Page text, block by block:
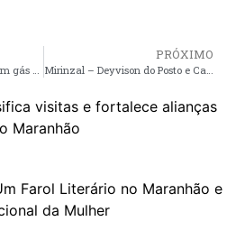
Aluno ataca estudantes com gás de pimenta dentro de faculdade particular em São Luís
PRÓXIMO
Mirinzal – Deyvison do Posto e Carlos Klei participam de programações culturais, e do lançamento da pré-candidatura de Nirinha à vereadora do Município
visitas e fortalece alianças
Maranhão
Farol Literário no Maranhão e
da Mulher